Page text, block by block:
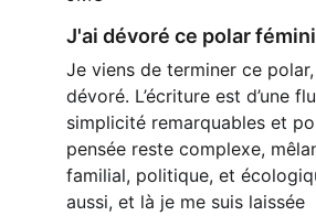
J'ai dévoré ce polar
Je viens de terminer ce polar,
dévoré. L’écriture est d’une
simplicité remarquables et
pensée reste complexe,
familial, politique, et
aussi, et là je me suis laissée